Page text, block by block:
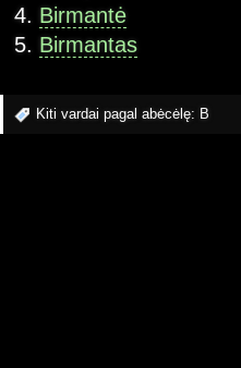
Birmantė
Birmantas
Kiti vardai pagal abėcėlę: B